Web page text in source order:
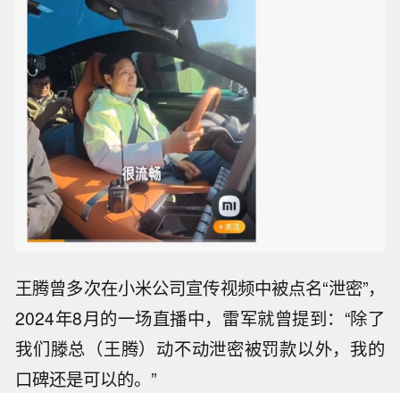
王腾曾多次在小米公司宣传视频中被点名“泄密”，
2024年8月的一场直播中，雷军就曾提到：“除了
我们滕总（王腾）动不动泄密被罚款以外，我的
口碑还是可以的。”